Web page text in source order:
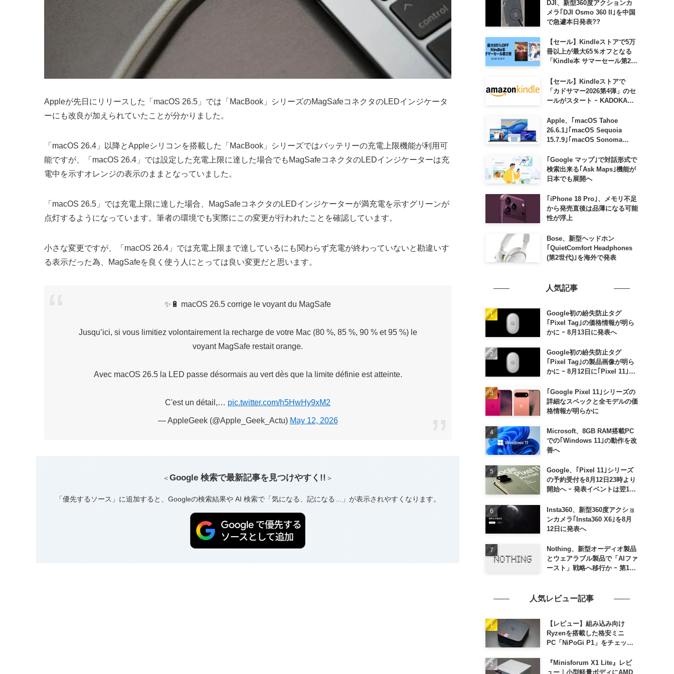
Appleが先日にリリースした「macOS 26.5」では「MacBook」シリーズのMagSafeコネクタのLEDインジケータ
ーにも改良が加えられていたことが分かりました。
「macOS 26.4」以降とAppleシリコンを搭載した「MacBook」シリーズではバッテリーの充電上限機能が利用可
能ですが、「macOS 26.4」では設定した充電上限に達した場合でもMagSafeコネクタのLEDインジケーターは充
電中を示すオレンジの表示のままとなっていました。
「macOS 26.5」では充電上限に達した場合、MagSafeコネクタのLEDインジケーターが満充電を示すグリーンが
点灯するようになっています。筆者の環境でも実際にこの変更が行われたことを確認しています。
小さな変更ですが、「macOS 26.4」では充電上限まで達しているにも関わらず充電が終わっていないと勘違いす
る表示だった為、MagSafeを良く使う人にとっては良い変更だと思います。
✨🔋 macOS 26.5 corrige le voyant du MagSafe
Jusqu’ici, si vous limitiez volontairement la recharge de votre Mac (80 %, 85 %, 90 % et 95 %) le
voyant MagSafe restait orange.
Avec macOS 26.5 la LED passe désormais au vert dès que la limite définie est atteinte.
C'est un détail,… pic.twitter.com/h5HwHy9xM2
— AppleGeek (@Apple_Geek_Actu) May 12, 2026
＜Google 検索で最新記事を見つけやすく!! ＞
「優先するソース」に追加すると、Googleの検索結果や AI 検索で「気になる、記になる…」が表示されやすくなります。
DJI、新型360度アクションカ
メラ｢DJI Osmo 360 II｣を中国
で急遽本日発表??
【セール】Kindleストアで5万
冊以上が最大65％オフとなる
「Kindle本 サマーセール第2
【セール】Kindleストアで
「カドサマー2026第4弾」のセ
ールがスタート ｰ KADOKAWA
50％オフに
Apple、｢macOS Tahoe
26.6.1｣｢macOS Sequoia
15.7.9｣｢macOS Sonoma
の脆弱性を修正
｢Google マップ｣で対話形式で
検索出来る｢Ask Maps｣機能が
日本でも展開へ
｢iPhone 18 Pro｣、メモリ不足
から発売直後は品薄になる可能
性が浮上
Bose、新型ヘッドホン
｢QuietComfort Headphones
(第2世代)｣を海外で発表
人気記事
Google初の紛失防止タグ
｢Pixel Tag｣の価格情報が明ら
かに ｰ 8月13日に発表へ
Google初の紛失防止タグ
｢Pixel Tag｣の製品画像が明ら
かに ｰ 8月12日に｢Pixel 11｣な
｢Google Pixel 11｣シリーズの
詳細なスペックと全モデルの価
格情報が明らかに
Microsoft、8GB RAM搭載PC
での｢Windows 11｣の動作を改
善へ
Google、｢Pixel 11｣シリーズ
の予約受付を8月12日23時より
開始へ ｰ 発表イベントは翌13
Insta360、新型360度アクショ
ンカメラ｢Insta360 X6｣を8月
12日に発表へ
Nothing、新型オーディオ製品
とウェアラブル製品で「AIファ
ースト」戦略へ移行か ｰ 第1弾
人気レビュー記事
【レビュー】組み込み向け
Ryzenを搭載した格安ミニ
PC「NiPoGi P1」をチェック
高性能
『Minisforum X1 Lite』レビ
ュー｜小型軽量ボディにAMD